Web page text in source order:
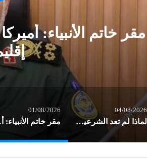
مقر خاتم الأنبياء:
04/08/2026
لماذا لم تعد الشرعية وحدها تكفي؟ هندسة السيادة… وإعادة تعريف قواعد الصراع/ بقلم د. عاطف الموسوي
01/08/2026
مقر